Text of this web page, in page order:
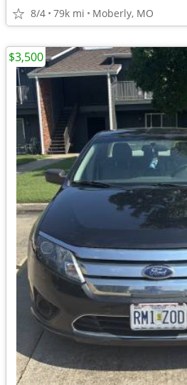
8/4 79k mi Moberly, MO
$3,500